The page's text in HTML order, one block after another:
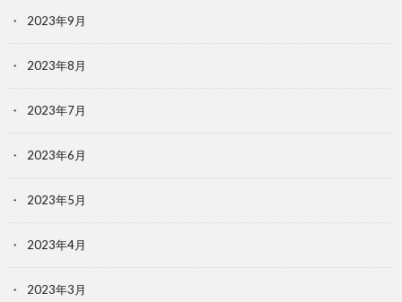
2023年9月
2023年8月
2023年7月
2023年6月
2023年5月
2023年4月
2023年3月